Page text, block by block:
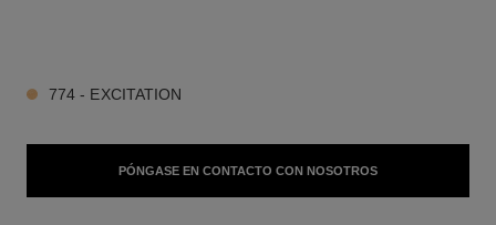
774 - EXCITATION
PÓNGASE EN CONTACTO CON NOSOTROS